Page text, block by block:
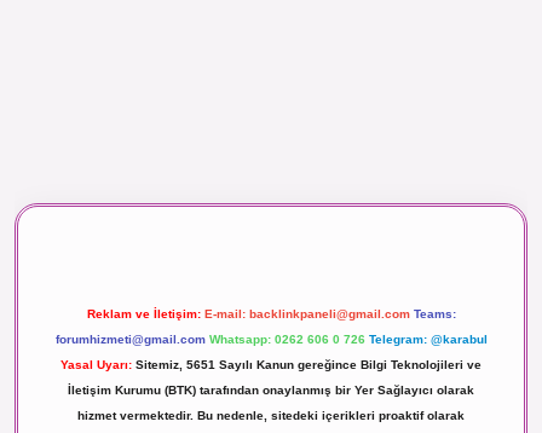
Reklam ve İletişim: E-mail: backlinkpaneli@gmail.com Teams:
forumhizmeti@gmail.com Whatsapp: 0262 606 0 726 Telegram: @karabul
Yasal Uyarı: Sitemiz, 5651 Sayılı Kanun gereğince Bilgi Teknolojileri ve
İletişim Kurumu (BTK) tarafından onaylanmış bir Yer Sağlayıcı olarak
hizmet vermektedir. Bu nedenle, sitedeki içerikleri proaktif olarak